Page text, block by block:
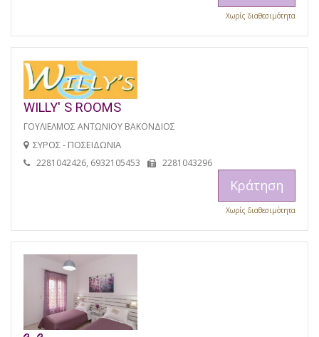
Χωρίς διαθεσιμότητα
WILLY' S ROOMS
ΓΟΥΛΙΕΛΜΟΣ ΑΝΤΩΝΙΟΥ ΒΑΚΟΝΔΙΟΣ
ΣΥΡΟΣ - ΠΟΣΕΙΔΩΝΙΑ
2281042426, 6932105453 2281043296
Κράτηση
Χωρίς διαθεσιμότητα